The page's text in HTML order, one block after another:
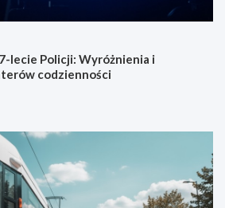
lecie Policji: Wyróżnienia i
codzienności